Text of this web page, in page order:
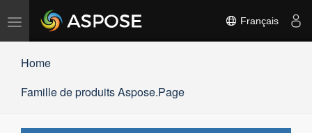
Basculer
Français
Home
Famille de produits Aspose.Page